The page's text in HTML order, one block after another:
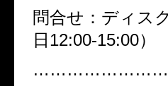
問合せ：ディス
日12:00-15:00）